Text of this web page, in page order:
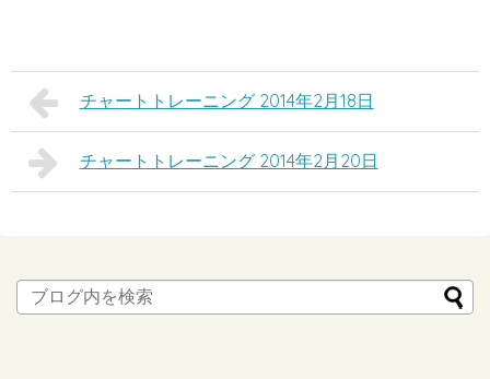
チャートトレーニング 2014年2月18日
チャートトレーニング 2014年2月20日